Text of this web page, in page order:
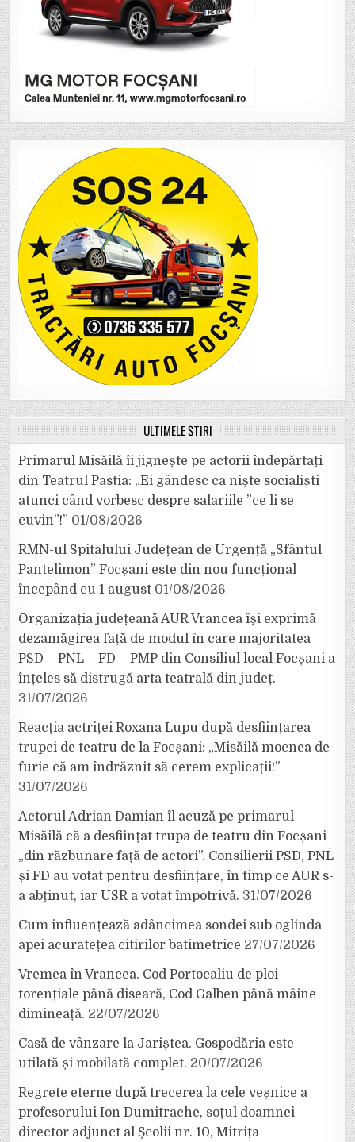
ULTIMELE ȘTIRI
Primarul Misăilă îi jignește pe actorii îndepărtați
din Teatrul Pastia: „Ei gândesc ca niște socialiști
atunci când vorbesc despre salariile ”ce li se
cuvin”!” 01/08/2026
RMN-ul Spitalului Județean de Urgență „Sfântul
Pantelimon” Focșani este din nou funcțional
începând cu 1 august 01/08/2026
Organizația județeană AUR Vrancea își exprimă
dezamăgirea față de modul în care majoritatea
PSD – PNL – FD – PMP din Consiliul local Focșani a
înțeles să distrugă arta teatrală din județ.
31/07/2026
Reacția actriței Roxana Lupu după desființarea
trupei de teatru de la Focșani: „Misăilă mocnea de
furie că am îndrăznit să cerem explicații!”
31/07/2026
Actorul Adrian Damian îl acuză pe primarul
Misăilă că a desființat trupa de teatru din Focșani
„din răzbunare față de actori”. Consilierii PSD, PNL
și FD au votat pentru desființare, în timp ce AUR s-
a abținut, iar USR a votat împotrivă. 31/07/2026
Cum influențează adâncimea sondei sub oglinda
apei acuratețea citirilor batimetrice 27/07/2026
Vremea în Vrancea. Cod Portocaliu de ploi
torențiale până diseară, Cod Galben până mâine
dimineață. 22/07/2026
Casă de vânzare la Jariștea. Gospodăria este
utilată și mobilată complet. 20/07/2026
Regrete eterne după trecerea la cele veșnice a
profesorului Ion Dumitrache, soțul doamnei
director adjunct al Școlii nr. 10, Mitrița